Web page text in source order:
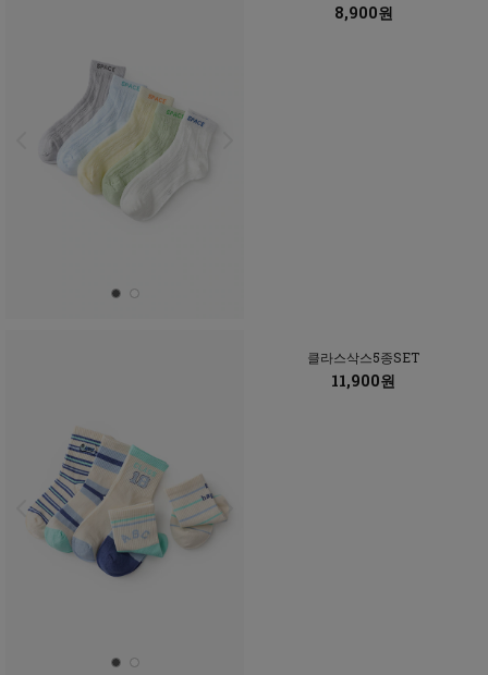
8,900원
클라스삭스5종SET
11,900원